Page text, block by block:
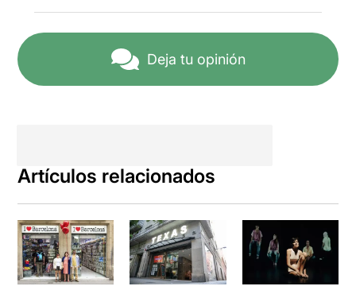
vestuari, la llum, però
sobretot, la interpretació.
Un repte interpretatiu
immens. Un sol actor, que a
fent-los del tot creïbles. No
cada personatge.
Paradís
és una obra
atrevida, divertida i a la
Deja tu opinión
Artículos relacionados